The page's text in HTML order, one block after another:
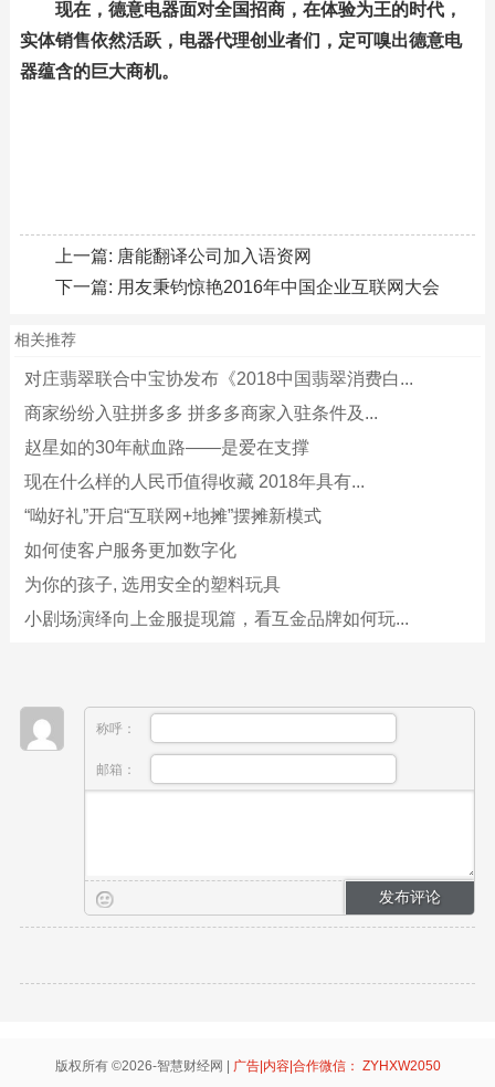
现在，德意电器面对全国招商，在体验为王的时代，
实体销售依然活跃，电器代理创业者们，定可嗅出德意电
器蕴含的巨大商机。
上一篇: 唐能翻译公司加入语资网
下一篇: 用友秉钧惊艳2016年中国企业互联网大会
相关推荐
对庄翡翠联合中宝协发布《2018中国翡翠消费白...
商家纷纷入驻拼多多 拼多多商家入驻条件及...
赵星如的30年献血路——是爱在支撑
现在什么样的人民币值得收藏 2018年具有...
“呦好礼”开启“互联网+地摊”摆摊新模式
如何使客户服务更加数字化
为你的孩子, 选用安全的塑料玩具
小剧场演绎向上金服提现篇，看互金品牌如何玩...
称呼：
邮箱：
版权所有 ©2026-智慧财经网 | 广告|内容|合作微信： ZYHXW2050